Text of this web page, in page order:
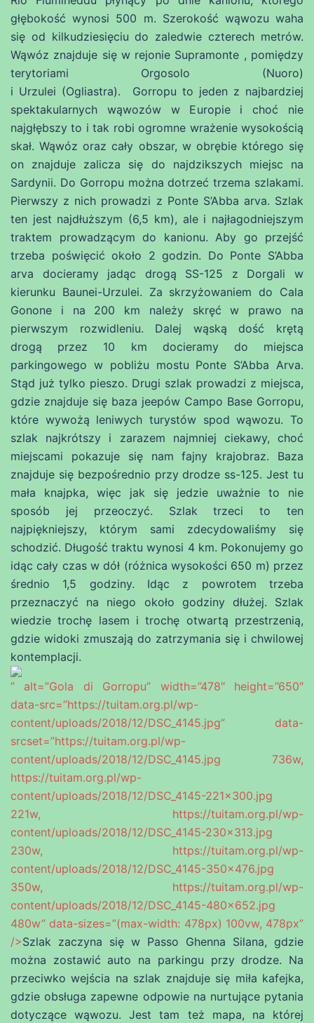
głębokość wynosi 500 m. Szerokość wąwozu waha
się od kilkudziesięciu do zaledwie czterech metrów.
Wąwóz znajduje się w rejonie Supramonte , pomiędzy
terytoriami Orgosolo (Nuoro)
i Urzulei (Ogliastra). Gorropu to jeden z najbardziej
spektakularnych wąwozów w Europie i choć nie
najgłębszy to i tak robi ogromne wrażenie wysokością
skał. Wąwóz oraz cały obszar, w obrębie którego się
on znajduje zalicza się do najdzikszych miejsc na
Sardynii. Do Gorropu można dotrzeć trzema szlakami.
Pierwszy z nich prowadzi z Ponte S’Abba arva. Szlak
ten jest najdłuższym (6,5 km), ale i najłagodniejszym
traktem prowadzącym do kanionu. Aby go przejść
trzeba poświęcić około 2 godzin. Do Ponte S’Abba
arva docieramy jadąc drogą SS-125 z Dorgali w
kierunku Baunei-Urzulei. Za skrzyżowaniem do Cala
Gonone i na 200 km należy skręć w prawo na
pierwszym rozwidleniu. Dalej wąską dość krętą
drogą przez 10 km docieramy do miejsca
parkingowego w pobliżu mostu Ponte S’Abba Arva.
Stąd już tylko pieszo. Drugi szlak prowadzi z miejsca,
gdzie znajduje się baza jeepów Campo Base Gorropu,
które wywożą leniwych turystów spod wąwozu. To
szlak najkrótszy i zarazem najmniej ciekawy, choć
miejscami pokazuje się nam fajny krajobraz. Baza
znajduje się bezpośrednio przy drodze ss-125. Jest tu
mała knajpka, więc jak się jedzie uważnie to nie
sposób jej przeoczyć. Szlak trzeci to ten
najpiękniejszy, którym sami zdecydowaliśmy się
schodzić. Długość traktu wynosi 4 km. Pokonujemy go
idąc cały czas w dół (różnica wysokości 650 m) przez
średnio 1,5 godziny. Idąc z powrotem trzeba
przeznaczyć na niego około godziny dłużej. Szlak
wiedzie trochę lasem i trochę otwartą przestrzenią,
gdzie widoki zmuszają do zatrzymania się i chwilowej
kontemplacji.
” alt=”Gola di Gorropu” width=”478″ height=”650″
data-src=”https://tuitam.org.pl/wp-
content/uploads/2018/12/DSC_4145.jpg” data-
srcset=”https://tuitam.org.pl/wp-
content/uploads/2018/12/DSC_4145.jpg 736w,
https://tuitam.org.pl/wp-
content/uploads/2018/12/DSC_4145-221×300.jpg
221w, https://tuitam.org.pl/wp-
content/uploads/2018/12/DSC_4145-230×313.jpg
230w, https://tuitam.org.pl/wp-
content/uploads/2018/12/DSC_4145-350×476.jpg
350w, https://tuitam.org.pl/wp-
content/uploads/2018/12/DSC_4145-480×652.jpg
480w” data-sizes=”(max-width: 478px) 100vw, 478px”
/>Szlak zaczyna się w Passo Ghenna Silana, gdzie
można zostawić auto na parkingu przy drodze. Na
przeciwko wejścia na szlak znajduje się miła kafejka,
gdzie obsługa zapewne odpowie na nurtujące pytania
dotyczące wąwozu. Jest tam też mapa, na której